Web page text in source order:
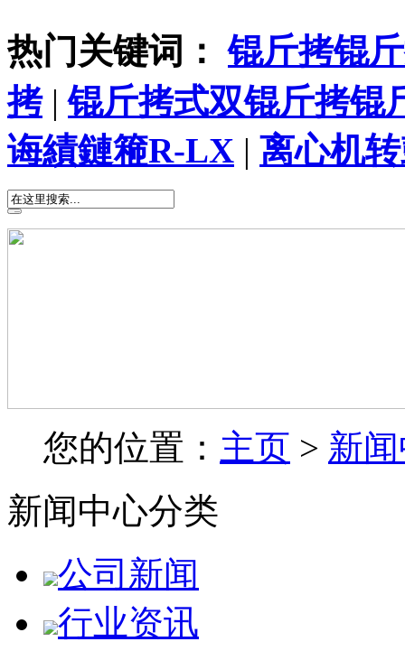
热门关键词： 锟斤拷锟
拷|锟斤拷式双锟斤拷锟
诲績鏈篐R-LX | 离心机
您的位置： 主页 > 新
新闻中心分类
公司新闻
行业资讯